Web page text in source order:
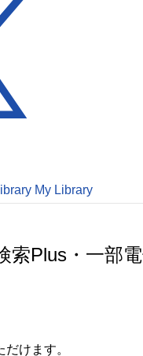
My Library
索Plus・一部
けます。